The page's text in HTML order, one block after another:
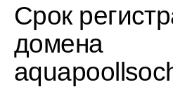
Срок
домена